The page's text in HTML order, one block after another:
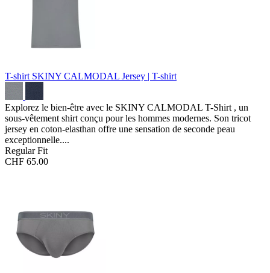
T-shirt SKINY CALMODAL Jersey | T-shirt
Explorez le bien-être avec le SKINY CALMODAL T-Shirt , un
sous-vêtement shirt conçu pour les hommes modernes. Son tricot
jersey en coton-elasthan offre une sensation de seconde peau
exceptionnelle....
Regular Fit
CHF 65.00